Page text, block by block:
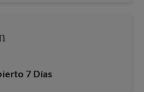
7 Días